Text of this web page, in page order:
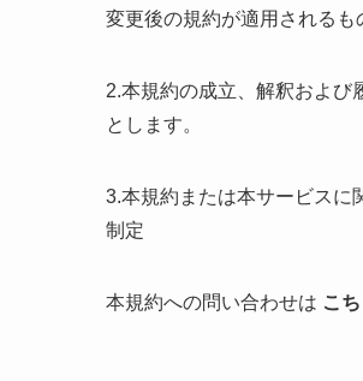
変更後の規約が適用されるも
2.本規約の成立、解釈および
とします。
3.本規約または本サービスに
制定
本規約への問い合わせは こ